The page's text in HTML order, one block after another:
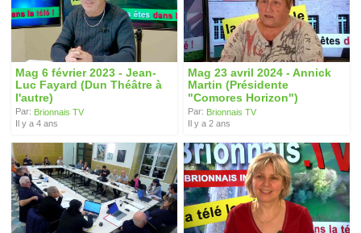
Mag 6 février 2023 - Jean-
Luc Fayard (Dun Théâtre à
l'autre)
Par: Brionnais TV
Il y a 4 ans
Mag 23 avril 2024 - Annick
Martin (Présidente
"Comores Horizon")
Par: Brionnais TV
Il y a 2 ans